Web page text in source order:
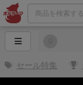
セール特集